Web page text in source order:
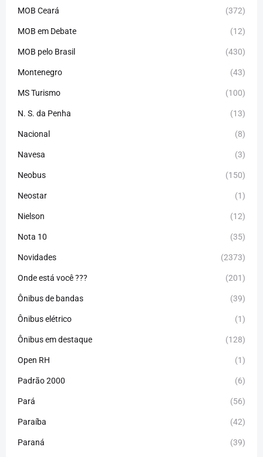
MOB Ceará (372)
MOB em Debate (12)
MOB pelo Brasil (430)
Montenegro (43)
MS Turismo (100)
N. S. da Penha (13)
Nacional (8)
Navesa (3)
Neobus (150)
Neostar (1)
Nielson (12)
Nota 10 (35)
Novidades (2373)
Onde está você ??? (201)
Ônibus de bandas (39)
Ônibus elétrico (1)
Ônibus em destaque (128)
Open RH (1)
Padrão 2000 (6)
Pará (56)
Paraíba (42)
Paraná (39)